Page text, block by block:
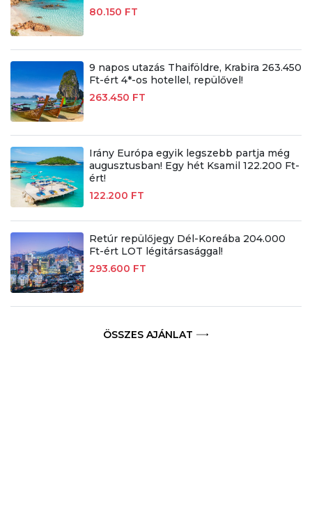
80.150 FT
9 napos utazás Thaiföldre, Krabira 263.450
Ft-ért 4*-os hotellel, repülővel!
263.450 FT
Irány Európa egyik legszebb partja még
augusztusban! Egy hét Ksamil 122.200 Ft-
ért!
122.200 FT
Retúr repülőjegy Dél-Koreába 204.000
Ft-ért LOT légitársasággal!
293.600 FT
ÖSSZES AJÁNLAT